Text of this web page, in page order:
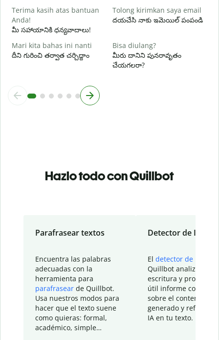
Terima kasih atas bantuan
Anda!
మీ సహాయానికి ధన్యవాదాలు!
Tolong kirimkan saya email
దయచేసి నాకు ఇమెయిల్ పంపండి
Mari kita bahas ini nanti
దీని గురించి తర్వాత చర్చిద్దాం
Bisa diulang?
మీరు దానిని పునరావృతం
చేయగలరా?
Hazlo todo con Quillbot
Parafrasear textos
Encuentra las palabras
adecuadas con la
herramienta para
parafrasear de Quillbot.
Usa nuestros modos para
hacer que el texto suene
como quieras: formal,
académico, simple…
Detector de IA
El detector de IA
Quillbot analiza tu
escritura y
útil informe con
sobre el contenido
generado y refinado
IA en tu texto.